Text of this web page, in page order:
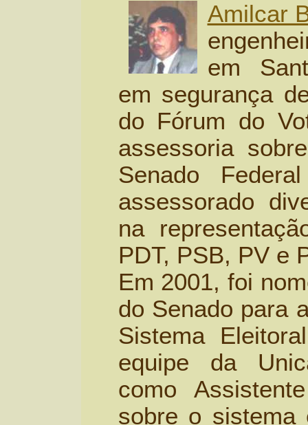
Amilcar
em
em segurança
do Fórum do
assessoria
Senado
assessorado
na
PDT, PSB, PV e
Em 2001, foi
do Senado para
Sistema
equipe da
como
sobre o sistema